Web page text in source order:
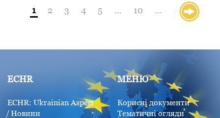
1 2 3 4 5 ... 10 ... »
ECHR
ECHR: Ukrainian Aspect
Новини
МЕНЮ
Корисні документи
Тематичні огляди